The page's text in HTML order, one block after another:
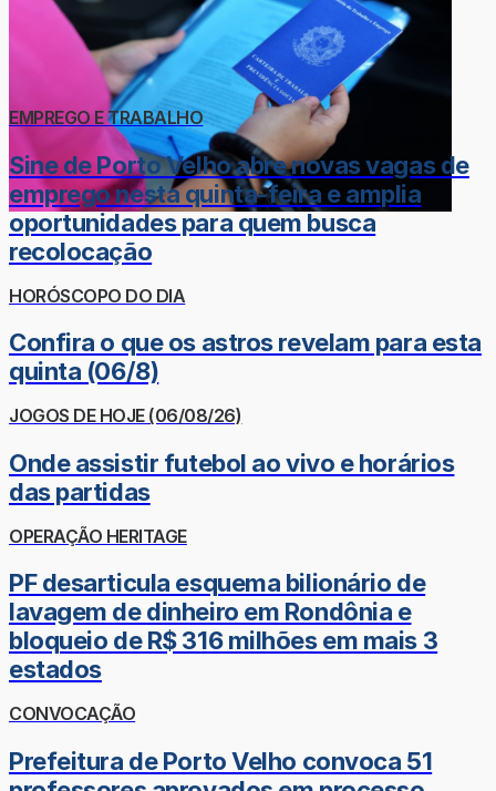
EMPREGO E TRABALHO
Sine de Porto Velho abre novas vagas de
emprego nesta quinta-feira e amplia
oportunidades para quem busca
recolocação
HORÓSCOPO DO DIA
Confira o que os astros revelam para esta
quinta (06/8)
JOGOS DE HOJE (06/08/26)
Onde assistir futebol ao vivo e horários
das partidas
OPERAÇÃO HERITAGE
PF desarticula esquema bilionário de
lavagem de dinheiro em Rondônia e
bloqueio de R$ 316 milhões em mais 3
estados
CONVOCAÇÃO
Prefeitura de Porto Velho convoca 51